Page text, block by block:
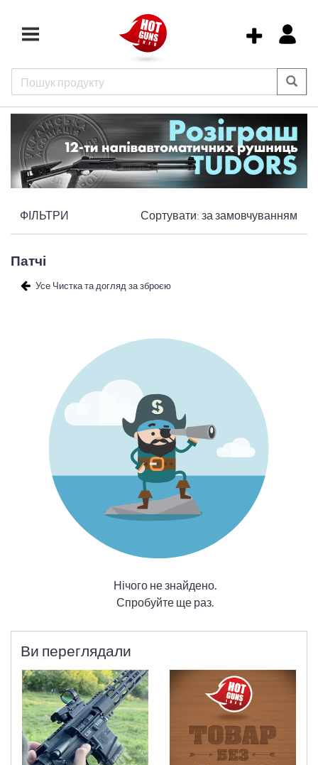
ФІЛЬТРИ Сортувати: за замовчуванням
Патчі
Усе Чистка та догляд за зброєю
Нічого не знайдено.
Спробуйте ще раз.
Ви переглядали